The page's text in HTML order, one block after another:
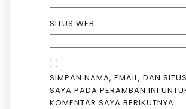
SITUS WEB
SIMPAN NAMA, EMAIL, DAN
SAYA PADA PERAMBAN INI
KOMENTAR SAYA BERIKUTNYA.